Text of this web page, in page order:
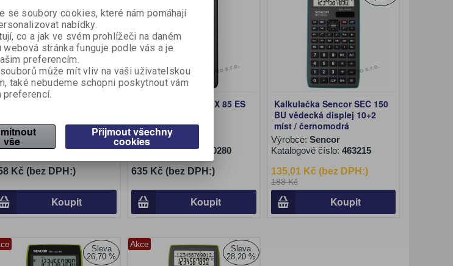
číslo:
459970
Kč (bez DPH:)
Koupit
Kalkulačka Casio FX 85 ES
Výrobce:Casio
Katalogové číslo:
460280
635 Kč (bez DPH:)
Koupit
Kalkulačka Sencor SEC 150
BU vědecká displej 10+2
míst / černomodrá
Výrobce: Sencor
Katalogové číslo: 463215
135,01 Kč (bez DPH:)
188 Kč
Koupit
Sleva
26,70 %
Akce
Sleva
28,20 %
se soubory cookies, které nám pomáhají
nabídky.
co a jak ve svém prohlížeči na daném
stránka funguje podle vás a je
preferencím.
může mít vliv na vaši uživatelskou
také nebudeme schopni poskytnout vám
preferencí.
vše
Přijmout všechny
cookies